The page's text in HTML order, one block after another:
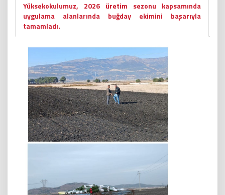
Yüksekokulumuz, 2026 üretim sezonu kapsamında
uygulama alanlarında buğday ekimini başarıyla
tamamladı.